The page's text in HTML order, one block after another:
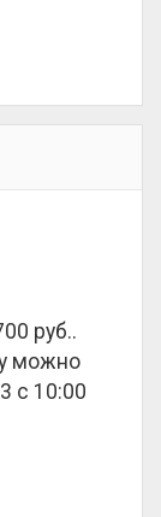
руб..
можно
с 10:00